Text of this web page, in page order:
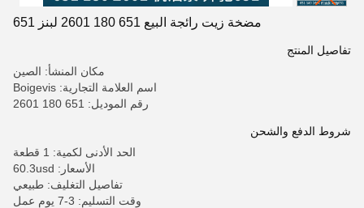
مضخة زيت رائجة البيع 651 180 2601 لبنز 651
تفاصيل المنتج
مكان المنشأ: الصين
اسم العلامة التجارية: Boigevis
رقم الموديل: 651 180 2601
شروط الدفع والشحن
الحد الأدنى لكمية: 1 قطعة
الأسعار: 60.3usd
تفاصيل التغليف: طبيعي
وقت التسليم: 3-7 يوم عمل